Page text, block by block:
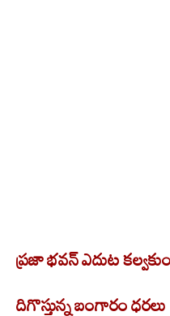
ప్రజా భవన్ ఎదుట
దిగొస్తున్న బంగారం ధరలు